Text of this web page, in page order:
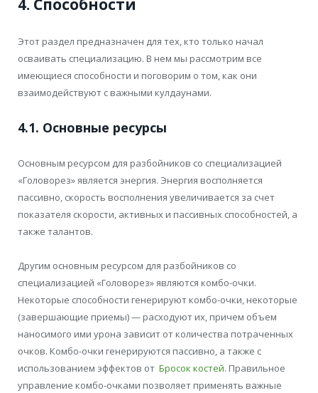
4. Способности
Этот раздел предназначен для тех, кто только начал
осваивать специализацию. В нем мы рассмотрим все
имеющиеся способности и поговорим о том, как они
взаимодействуют с важными кулдаунами.
4.1. Основные ресурсы
Основным ресурсом для разбойников со специализацией
«Головорез» является энергия. Энергия восполняется
пассивно, скорость восполнения увеличивается за счет
показателя скорости, активных и пассивных способностей, а
также талантов.
Другим основным ресурсом для разбойников со
специализацией «Головорез» являются комбо-очки.
Некоторые способности генерируют комбо-очки, некоторые
(завершающие приемы) — расходуют их, причем объем
наносимого ими урона зависит от количества потраченных
очков. Комбо-очки генерируются пассивно, а также с
использованием эффектов от Бросок костей. Правильное
управление комбо-очками позволяет применять важные